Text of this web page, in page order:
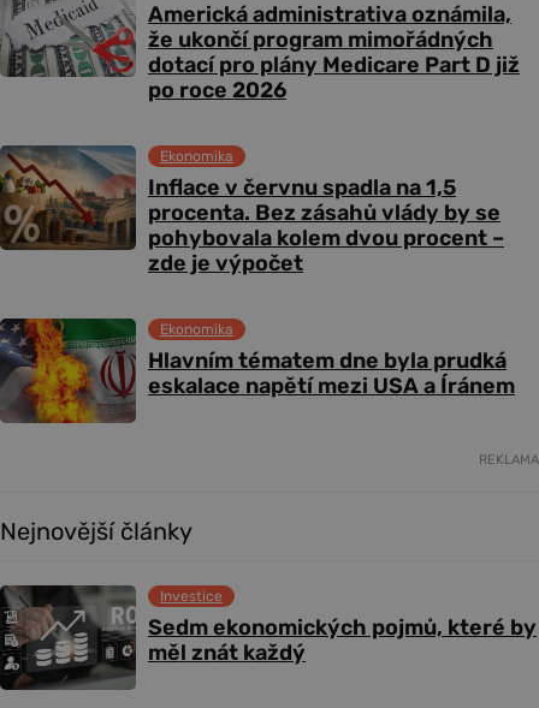
Americká administrativa oznámila,
že ukončí program mimořádných
dotací pro plány Medicare Part D již
po roce 2026
Inflace v červnu spadla na 1,5
procenta. Bez zásahů vlády by se
pohybovala kolem dvou procent –
zde je výpočet
Ekonomika
Hlavním tématem dne byla prudká
eskalace napětí mezi USA a Íránem
Ekonomika
REKLAMA
Nejnovější články
Sedm ekonomických pojmů, které by
měl znát každý
Investice